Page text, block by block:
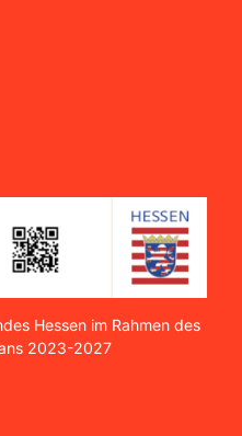
Hessen im Rahmen des
2023-2027